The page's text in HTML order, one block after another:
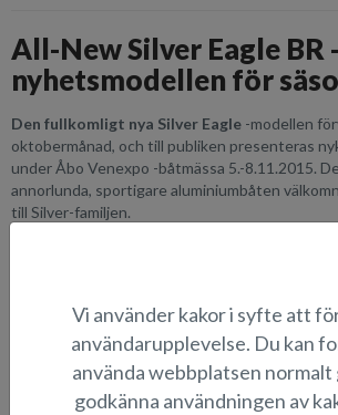
All-New Silver Eagle BR -
nyhetsmodellen för
Den fullkomligt nya Silver Eagle -modellen
oktobermånad, och till publiken presenteras
under Åbo Venexpo -båtmässa 5.-8.11.2015.
annorlunda, sportigare aluminiumbåten
till Silver-familjen.
Vi använder kakor i syfte att
användarupplevelse. Du kan
använda webbplatsen normalt
godkänna användningen av